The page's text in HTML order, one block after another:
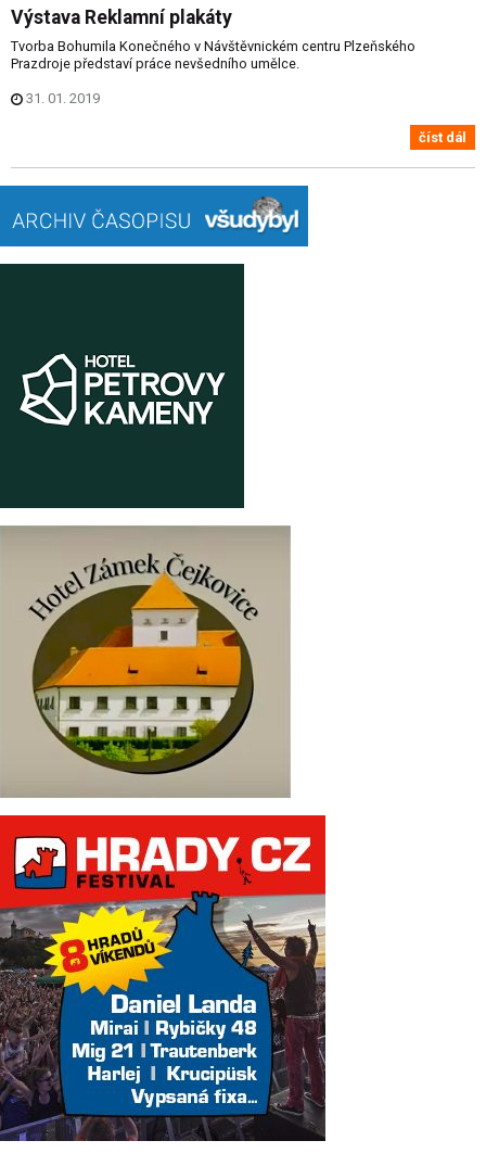
Výstava Reklamní plakáty
Tvorba Bohumila Konečného v Návštěvnickém centru Plzeňského
Prazdroje představí práce nevšedního umělce.
31. 01. 2019
číst dál